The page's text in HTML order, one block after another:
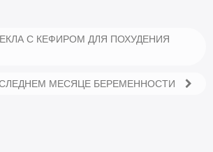
С КЕФИРОМ ДЛЯ ПОХУДЕНИЯ
МЕСЯЦЕ БЕРЕМЕННОСТИ